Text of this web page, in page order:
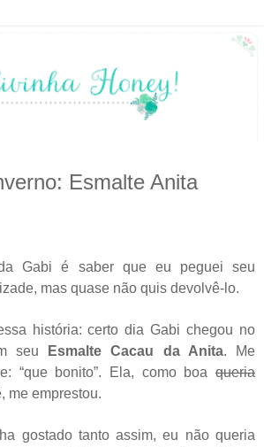
Esmalte Anita
Gabi é saber que eu peguei seu
mas quase não quis devolvê-lo.
história: certo dia Gabi chegou no
seu
Esmalte Cacau da Anita. Me
“que bonito”. Ela, como boa queria
me emprestou.
gostado tanto assim, eu não queria